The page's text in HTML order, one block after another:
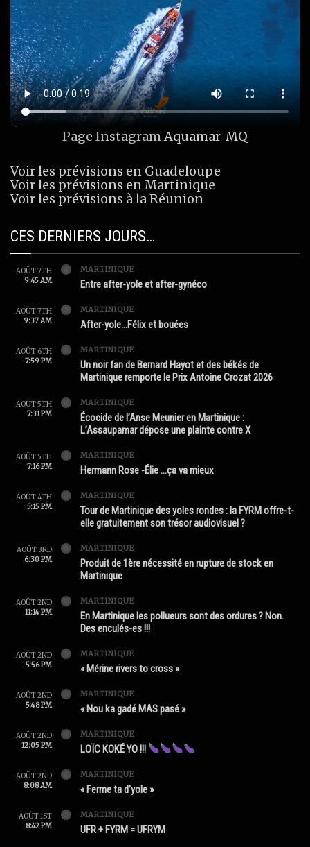
Page InstagramAquamar_MQ
Voir les prévisions en Guadeloupe
Voir les prévisions en Martinique
Voir les prévisions à la Réunion
CES DERNIERS JOURS…
AOÛT 7TH
9:45 AM
MARTINIQUE
Entre after-yole et after-gynéco
AOÛT 7TH
9:37 AM
MARTINIQUE
After-yole…Félix et bouées
AOÛT 6TH
7:59 PM
MARTINIQUE
Un noir fan de Bernard Hayot et des békés de
Martinique remporte le Prix Antoine Crozat 2026
AOÛT 5TH
7:31 PM
MARTINIQUE
Écocide de l’Anse Meunier en Martinique :
L’Assaupamar dépose une plainte contre X
AOÛT 5TH
7:16 PM
MARTINIQUE
Hermann Rose -Élie …ça va mieux
AOÛT 4TH
5:15 PM
MARTINIQUE
Tour de Martinique des yoles rondes : la FYRM offre-t-
elle gratuitement son trésor audiovisuel ?
AOÛT 3RD
6:30 PM
MARTINIQUE
Produit de 1ère nécessité en rupture de stock en
Martinique
AOÛT 2ND
11:14 PM
MARTINIQUE
En Martinique les pollueurs sont des ordures ? Non.
Des enculés-es !!!
AOÛT 2ND
5:56 PM
MARTINIQUE
« Mérine rivers to cross »
AOÛT 2ND
5:48 PM
MARTINIQUE
« Nou ka gadé MAS pasé »
AOÛT 2ND
12:05 PM
MARTINIQUE
LOÏC KOKÉ YO !!!
AOÛT 2ND
8:08 AM
MARTINIQUE
« Ferme ta d’yole »
AOÛT 1ST
8:42 PM
MARTINIQUE
UFR + FYRM = UFRYM